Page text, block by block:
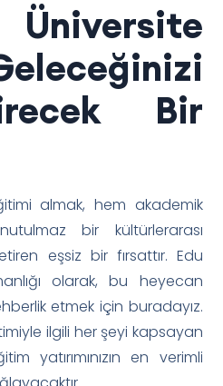
Üniversite
Bir
almak, hem akademik
bir kültürlerarası
eşsiz bir fırsattır. Edu
olarak, bu heyecan
etmek için buradayız.
ilgili her şeyi kapsayan
yatırımınızın en verimli